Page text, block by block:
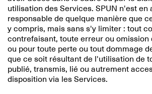
utilisation des Services. SPUN n'est en
responsable de quelque manière que
y compris, mais sans s'y limiter : tout
contrefaisant, toute erreur ou omission
ou pour toute perte ou tout dommage
que ce soit résultant de l'utilisation de
publié, transmis, lié ou autrement
disposition via les Services.